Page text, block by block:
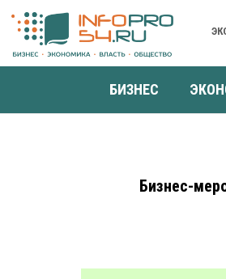
БИЗНЕС
Бизнес-